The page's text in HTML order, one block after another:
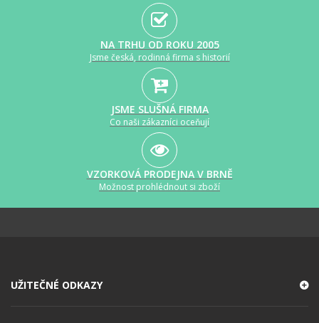
NA TRHU OD ROKU 2005
Jsme česká, rodinná firma s historií
JSME SLUŠNÁ FIRMA
Co naši zákazníci oceňují
VZORKOVÁ PRODEJNA V BRNĚ
Možnost prohlédnout si zboží
UŽITEČNÉ ODKAZY